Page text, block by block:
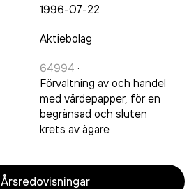
1996-07-22
Aktiebolag
64994 ·
Förvaltning av och handel
med värdepapper, för en
begränsad och sluten
krets av ägare
Årsredovisningar